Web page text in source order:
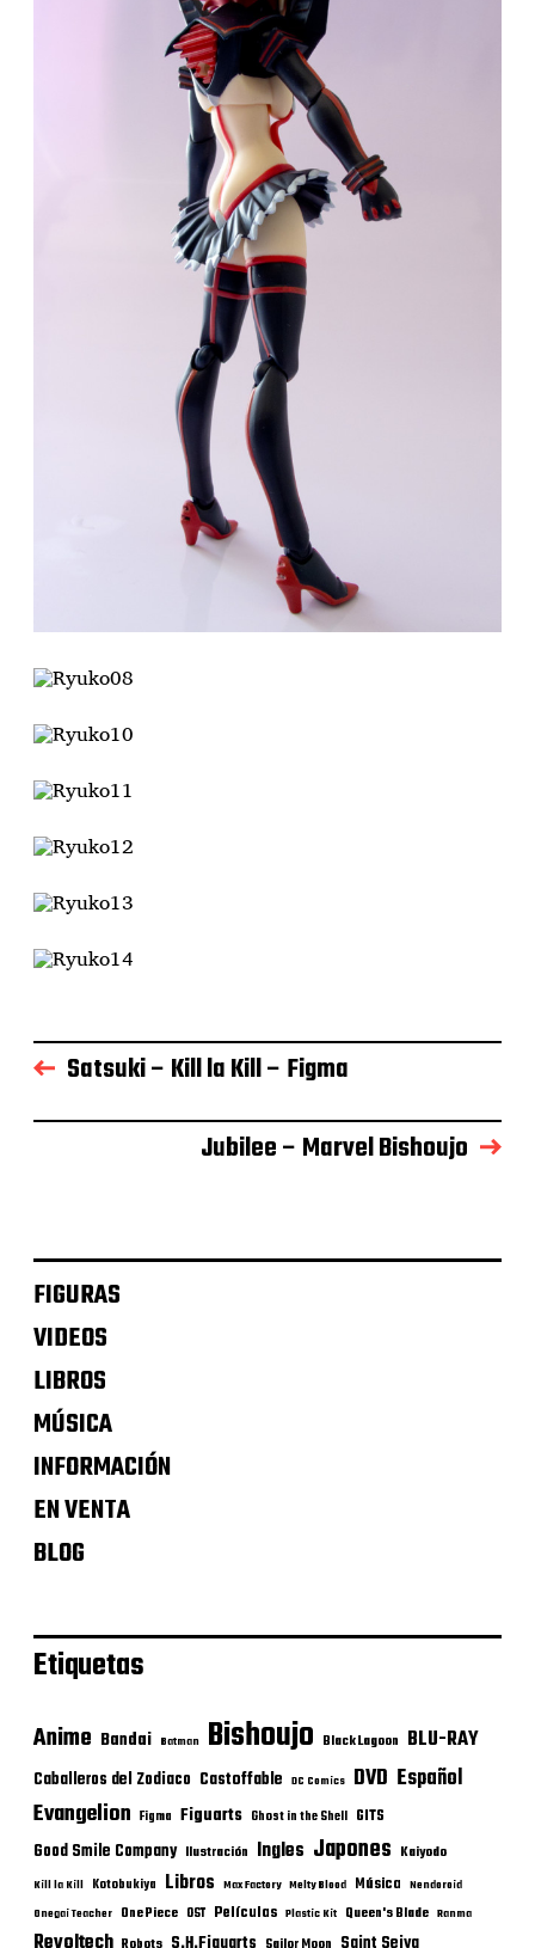
Satsuki – Kill la Kill – Figma
Jubilee – Marvel Bishoujo
FIGURAS
VIDEOS
LIBROS
MÚSICA
INFORMACIÓN
EN VENTA
BLOG
Etiquetas
Anime Bandai Batman Bishoujo Black Lagoon BLU-RAY
Caballeros del Zodiaco Castoffable DC Comics DVD Español
Evangelion Figma Figuarts Ghost in the Shell GITS
Good Smile Company Ilustración Ingles Japones Kaiyodo
Kill la Kill Kotobukiya Libros Max Factory Melty Blood Música Nendoroid
Onegai Teacher One Piece OST Películas Plastic Kit Queen's Blade Ranma